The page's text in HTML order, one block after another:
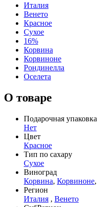
Италия
Венето
Красное
Сухое
16%
Корвина
Корвиноне
Рондинелла
Оселета
О товаре
Подарочная упаковка
Нет
Цвет
Красное
Тип по сахару
Сухое
Виноград
Корвина, Корвиноне,
Регион
Италия , Венето